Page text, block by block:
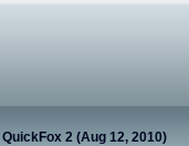
QuickFox 2 (Aug 12, 2010)